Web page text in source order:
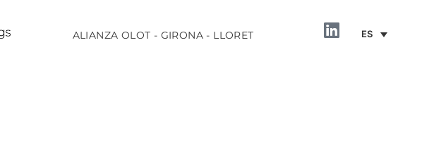
ALIANZA OLOT - GIRONA - LLORET ES